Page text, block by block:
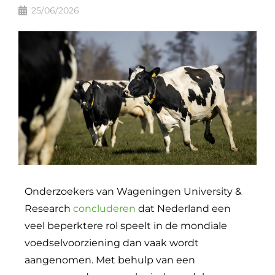
25/06/2026
Onderzoekers van Wageningen University &
Research concluderen dat Nederland een
veel beperktere rol speelt in de mondiale
voedselvoorziening dan vaak wordt
aangenomen. Met behulp van een